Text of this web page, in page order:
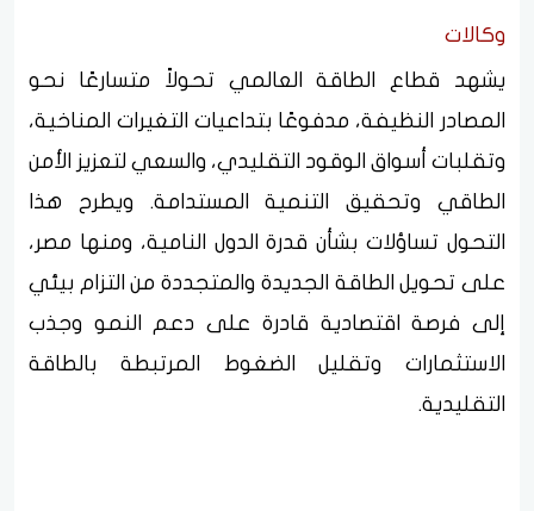
وكالات
يشهد قطاع الطاقة العالمي تحولاً متسارعًا نحو
المصادر النظيفة، مدفوعًا بتداعيات التغيرات المناخية،
وتقلبات أسواق الوقود التقليدي، والسعي لتعزيز الأمن
الطاقي وتحقيق التنمية المستدامة. ويطرح هذا
التحول تساؤلات بشأن قدرة الدول النامية، ومنها مصر،
على تحويل الطاقة الجديدة والمتجددة من التزام بيئي
إلى فرصة اقتصادية قادرة على دعم النمو وجذب
الاستثمارات وتقليل الضغوط المرتبطة بالطاقة
التقليدية.